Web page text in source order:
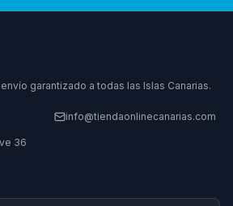
garantizado a todas las Islas Canarias.
info@tiendaonlinecanarias.com
36